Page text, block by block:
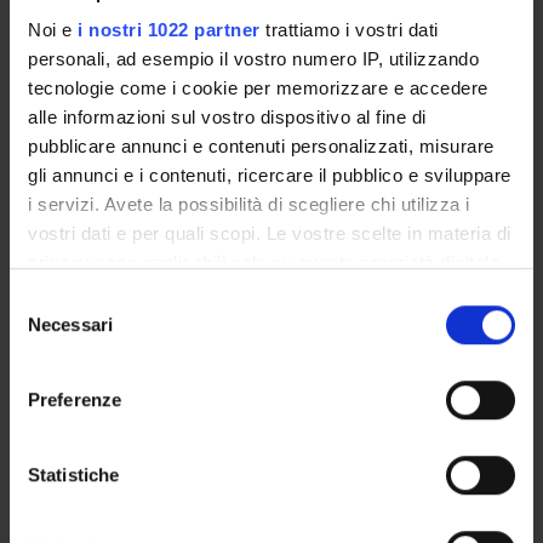
Noi e i nostri 1022 partner trattiamo i vostri dati
personali, ad esempio il vostro numero IP, utilizzando
tecnologie come i cookie per memorizzare e accedere
alle informazioni sul vostro dispositivo al fine di
pubblicare annunci e contenuti personalizzati, misurare
gli annunci e i contenuti, ricercare il pubblico e sviluppare
i servizi. Avete la possibilità di scegliere chi utilizza i
vostri dati e per quali scopi. Le vostre scelte in materia di
modificare o revocare il proprio consenso in qualsiasi
momento dalla Dichiarazione sui cookie o facendo clic
raccogliere informazioni sulla tua posizione
geografica, con un'approssimazione di qualche
delNecessari
Preferenze
Statistiche
Monia Donati
Roberto Leone
Incaricato alla ricerca
Giovanna Stoppa
SEZIONI
Farmacologia